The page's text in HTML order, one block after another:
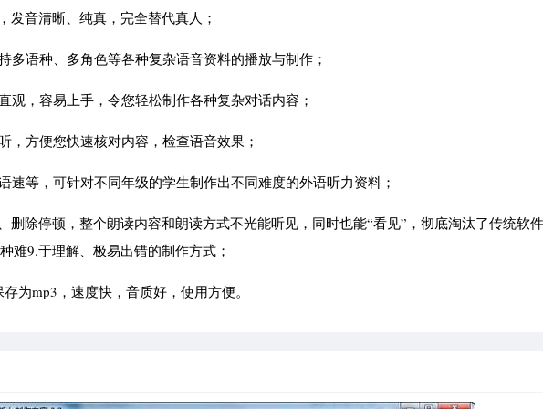
发音清晰、纯真，完全替代真人；
多语种、多角色等各种复杂语音资料的播放与制作；
观，容易上手，令您轻松制作各种复杂对话内容；
，方便您快速核对内容，检查语音效果；
速等，可针对不同年级的学生制作出不同难度的外语听力资料；
删除停顿，整个朗读内容和朗读方式不光能听见，同时也能“看见”，彻底淘汰了传统软
难9.于理解、极易出错的制作方式；
为mp3，速度快，音质好，使用方便。